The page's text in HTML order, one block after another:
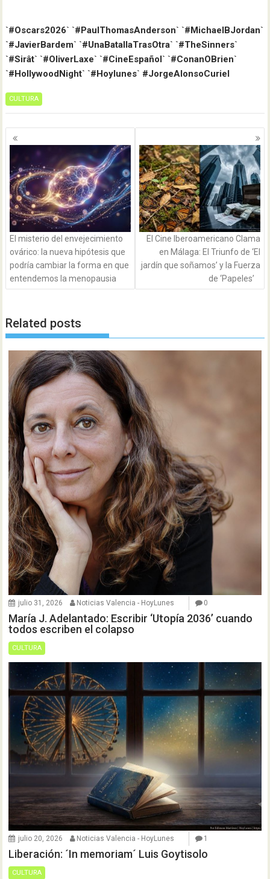
`#Oscars2026` `#PaulThomasAnderson` `#MichaelBJordan`
`#JavierBardem` `#UnaBatallaTrasOtra` `#TheSinners`
`#Sirât` `#OliverLaxe` `#CineEspañol` `#ConanOBrien`
`#HollywoodNight` `#Hoylunes` #JorgeAlonsoCuriel
CULTURA
Navegación
de
entradas
El misterio del envejecimiento
ovárico: la nueva hipótesis que
podría cambiar la forma en que
entendemos la menopausia
El Cine Iberoamericano Clama
en Málaga: El Triunfo de ‘El
jardín que soñamos’ y la Fuerza
de ‘Papeles’
Related posts
julio 31, 2026 Noticias Valencia - HoyLunes 0
María J. Adelantado: Escribir ‘Utopía 2036’ cuando
todos escriben el colapso
CULTURA
julio 20, 2026 Noticias Valencia - HoyLunes 1
Liberación: ´In memoriam´ Luis Goytisolo
CULTURA